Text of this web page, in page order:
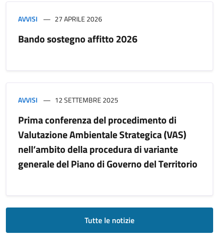
AVVISI 27 APRILE 2026
Bando sostegno affitto 2026
AVVISI 12 SETTEMBRE 2025
Prima conferenza del procedimento di
Valutazione Ambientale Strategica (VAS)
nell’ambito della procedura di variante
generale del Piano di Governo del Territorio
Tutte le notizie